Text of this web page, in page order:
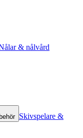
& nålvård
Skivspelare &